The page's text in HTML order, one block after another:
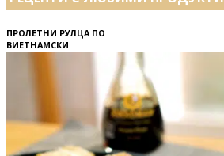
ПРОЛЕТНИ РУЛЦА ПО
ВИЕТНАМСКИ